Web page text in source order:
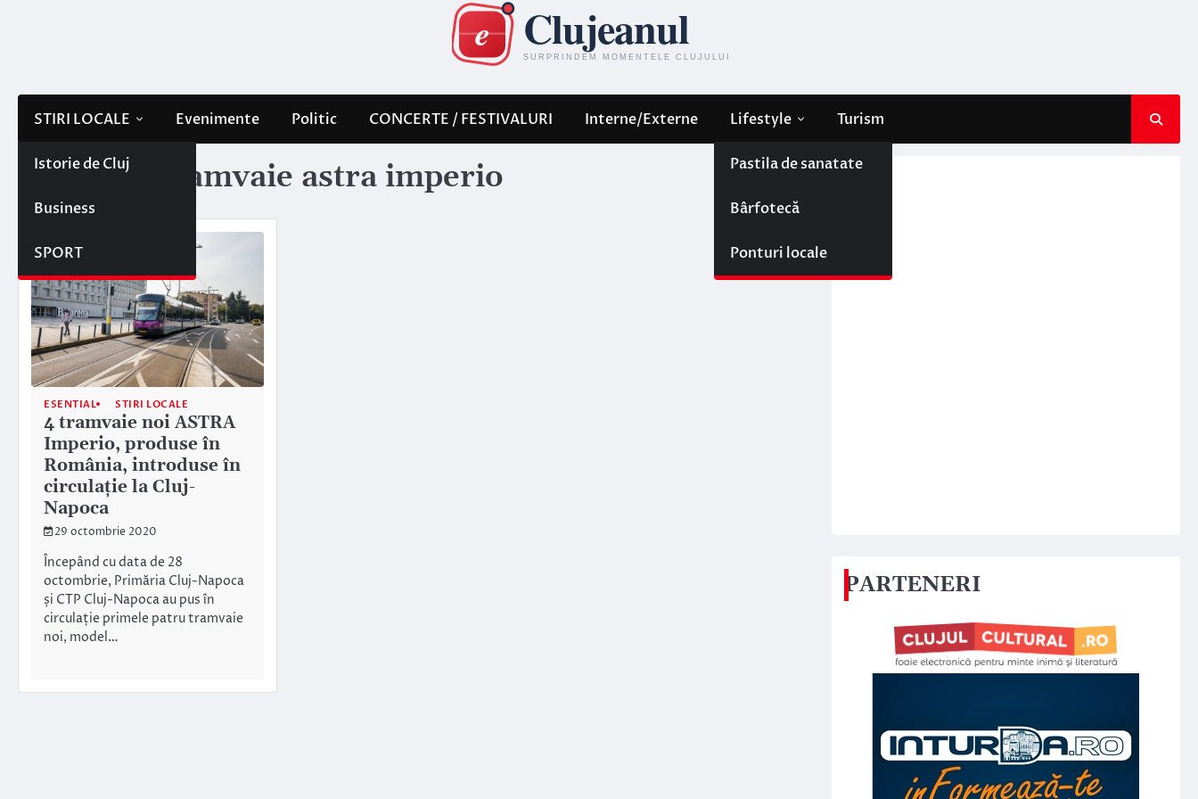
STIRI LOCALE
Istorie de Cluj
Business
SPORT
Evenimente Politic CONCERTE / FESTIVALURI Interne/Externe Lifestyle
Pastila de sanatate
Bârfotecă
Ponturi locale
Turism
Etichetă: tramvaie astra imperio
ESENTIAL STIRI LOCALE
4 tramvaie noi ASTRA
Imperio, produse în
România, introduse în
circulație la Cluj-
Napoca
29 octombrie 2020
Începând cu data de 28
octombrie, Primăria Cluj-Napoca
și CTP Cluj-Napoca au pus în
circulație primele patru tramvaie
noi, model…
PARTENERI